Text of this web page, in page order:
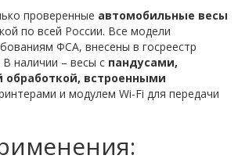
проверенные автомобильные весы
по всей России. Все модели
ФСА, внесены в госреестр
В наличии – весы с пандусами,
обработкой, встроенными
и модулем Wi-Fi для передачи